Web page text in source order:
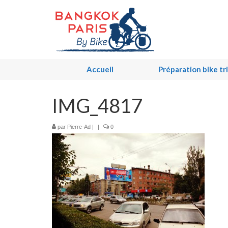
Accueil Préparation bike
IMG_4817
par Pierre-Ad | | 0